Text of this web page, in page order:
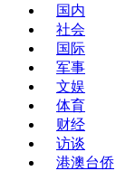
国内
社会
国际
军事
文娱
体育
财经
访谈
港澳台侨